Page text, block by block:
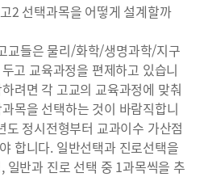
2 선택과목을 어떻게 설계할까
교들은 물리/화학/생명과학/지구
고 교육과정을 편제하고 있습니
려면 각 고교의 교육과정에 맞춰
목을 선택하는 것이 바람직합니
정시전형부터 교과이수 가산점
합니다. 일반선택과 진로선택을
일반과 진로 선택 중 1과목씩을 추